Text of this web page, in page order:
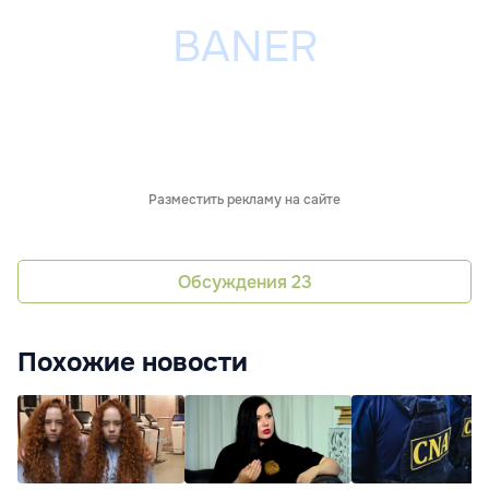
Разместить рекламу на сайте
Обсуждения 23
Похожие новости